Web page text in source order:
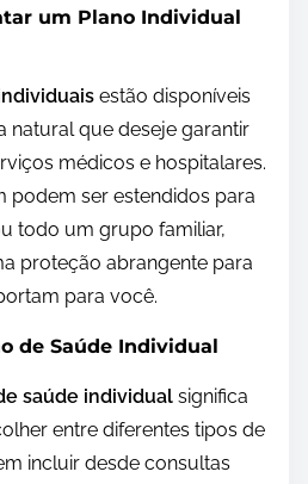
um Plano Individual
estão disponíveis
natural que deseje garantir
médicos e hospitalares.
podem ser estendidos para
todo um grupo familiar,
proteção abrangente para
para você.
de Saúde Individual
saúde individual significa
entre diferentes tipos de
incluir desde consultas